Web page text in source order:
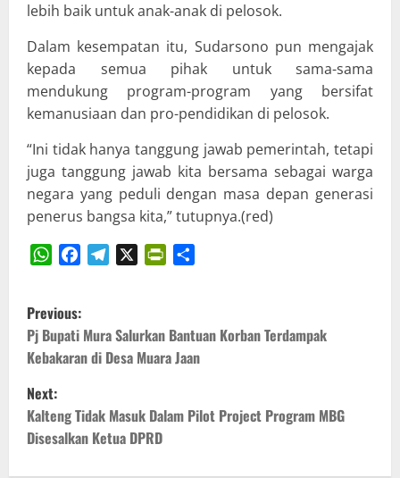
lebih baik untuk anak-anak di pelosok.
Dalam kesempatan itu, Sudarsono pun mengajak
kepada semua pihak untuk sama-sama
mendukung program-program yang bersifat
kemanusiaan dan pro-pendidikan di pelosok.
“Ini tidak hanya tanggung jawab pemerintah, tetapi
juga tanggung jawab kita bersama sebagai warga
negara yang peduli dengan masa depan generasi
penerus bangsa kita,” tutupnya.(red)
P
o
s
t
n
Previous:
Pj Bupati Mura Salurkan Bantuan Korban Terdampak
Kebakaran di Desa Muara Jaan
Next:
Kalteng Tidak Masuk Dalam Pilot Project Program MBG
Disesalkan Ketua DPRD